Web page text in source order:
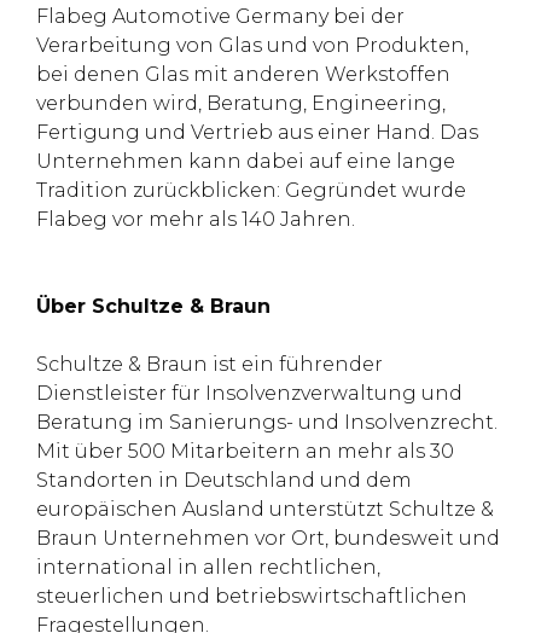
Flabeg Automotive Germany bei der
Verarbeitung von Glas und von Produkten,
bei denen Glas mit anderen Werkstoffen
verbunden wird, Beratung, Engineering,
Fertigung und Vertrieb aus einer Hand. Das
Unternehmen kann dabei auf eine lange
Tradition zurückblicken: Gegründet wurde
Flabeg vor mehr als 140 Jahren.
Über Schultze & Braun
Schultze & Braun ist ein führender
Dienstleister für Insolvenzverwaltung und
Beratung im Sanierungs- und Insolvenzrecht.
Mit über 500 Mitarbeitern an mehr als 30
Standorten in Deutschland und dem
europäischen Ausland unterstützt Schultze &
Braun Unternehmen vor Ort, bundesweit und
international in allen rechtlichen,
steuerlichen und betriebswirtschaftlichen
Fragestellungen.